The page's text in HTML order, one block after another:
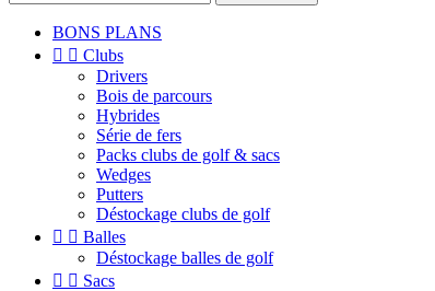
BONS PLANS
  Clubs
Drivers
Bois de parcours
Hybrides
Série de fers
Packs clubs de golf & sacs
Wedges
Putters
Déstockage clubs de golf
  Balles
Déstockage balles de golf
  Sacs